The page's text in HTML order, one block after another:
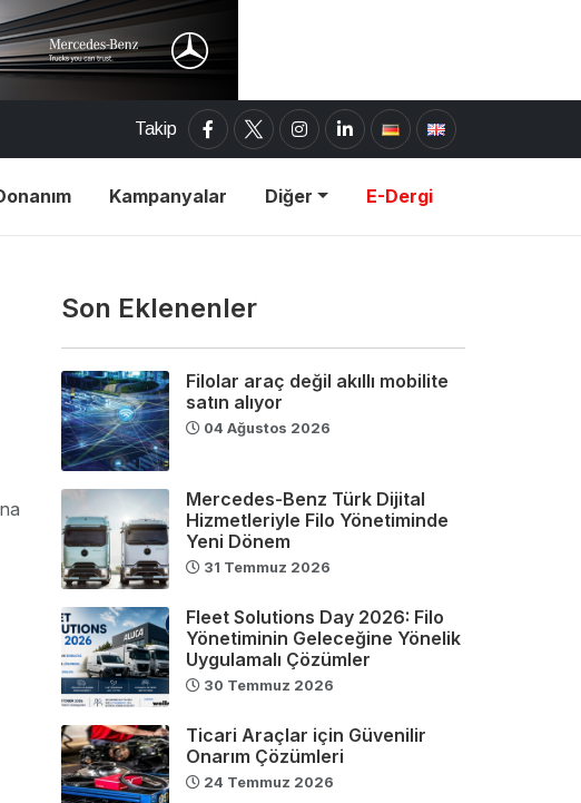
Takip
Kampanyalar Diğer E-Dergi
Son Eklenenler
Filolar araç değil akıllı mobilite
satın alıyor
04 Ağustos 2026
Mercedes-Benz Türk Dijital
Hizmetleriyle Filo Yönetiminde
Yeni Dönem
31 Temmuz 2026
Fleet Solutions Day 2026: Filo
Yönetiminin Geleceğine Yönelik
Uygulamalı Çözümler
30 Temmuz 2026
Ticari Araçlar için Güvenilir
Onarım Çözümleri
24 Temmuz 2026